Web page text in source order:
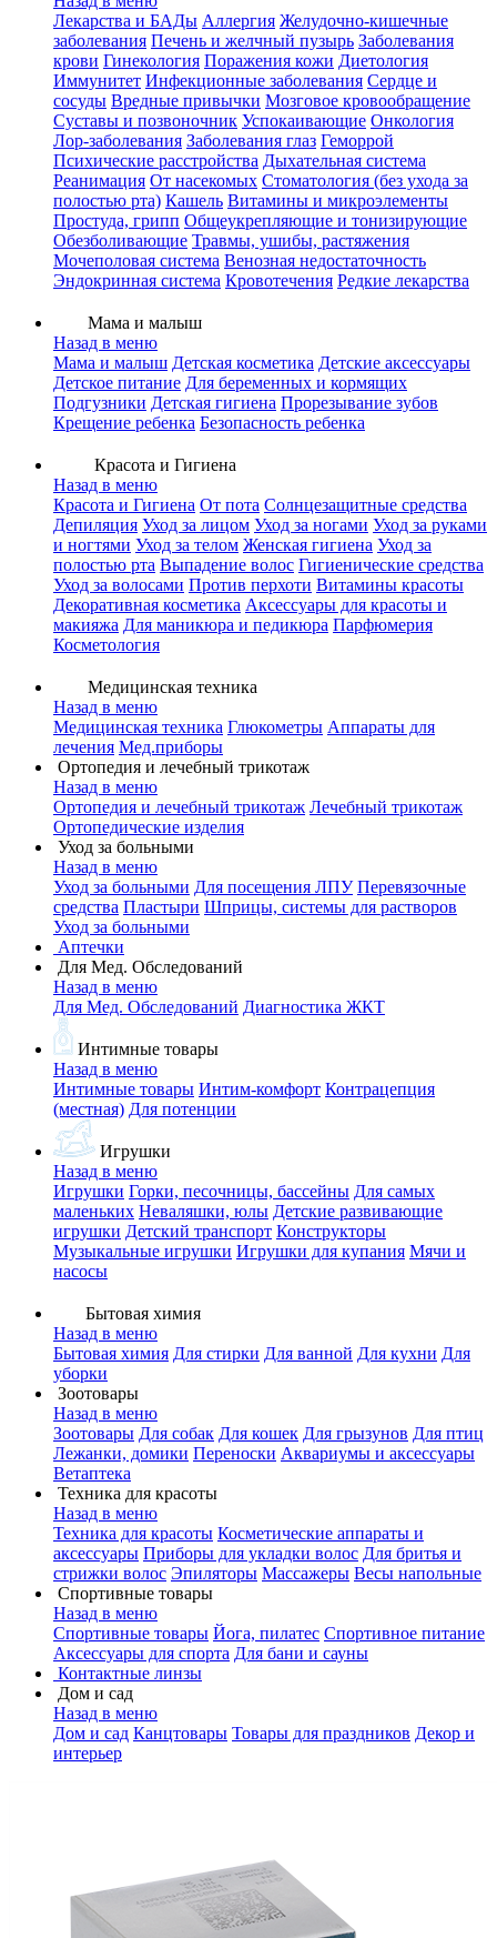
Лекарства и БАДы Аллергия Желудочно-кишечные
заболевания Печень и желчный пузырь Заболевания
крови Гинекология Поражения кожи Диетология
Иммунитет Инфекционные заболевания Сердце и
сосуды Вредные привычки Мозговое кровообращение
Суставы и позвоночник Успокаивающие Онкология
Лор-заболевания Заболевания глаз Геморрой
Психические расстройства Дыхательная система
Реанимация От насекомых Стоматология (без ухода за
полостью рта) Кашель Витамины и микроэлементы
Простуда, грипп Общеукрепляющие и тонизирующие
Обезболивающие Травмы, ушибы, растяжения
Мочеполовая система Венозная недостаточность
Эндокринная система Кровотечения Редкие лекарства
Мама и малыш
Назад в меню
Мама и малыш Детская косметика Детские аксессуары
Детское питание Для беременных и кормящих
Подгузники Детская гигиена Прорезывание зубов
Крещение ребенка Безопасность ребенка
Красота и Гигиена
Назад в меню
Красота и Гигиена От пота Солнцезащитные средства
Депиляция Уход за лицом Уход за ногами Уход за руками
и ногтями Уход за телом Женская гигиена Уход за
полостью рта Выпадение волос Гигиенические средства
Уход за волосами Против перхоти Витамины красоты
Декоративная косметика Аксессуары для красоты и
макияжа Для маникюра и педикюра Парфюмерия
Косметология
Медицинская техника
Назад в меню
Медицинская техника Глюкометры Аппараты для
лечения Мед.приборы
Ортопедия и лечебный трикотаж
Назад в меню
Ортопедия и лечебный трикотаж Лечебный трикотаж
Ортопедические изделия
Уход за больными
Назад в меню
Уход за больными Для посещения ЛПУ Перевязочные
средства Пластыри Шприцы, системы для растворов
Уход за больными
Аптечки
Для Мед. Обследований
Назад в меню
Для Мед. Обследований Диагностика ЖКТ
Интимные товары
Назад в меню
Интимные товары Интим-комфорт Контрацепция
(местная) Для потенции
Игрушки
Назад в меню
Игрушки Горки, песочницы, бассейны Для самых
маленьких Неваляшки, юлы Детские развивающие
игрушки Детский транспорт Конструкторы
Музыкальные игрушки Игрушки для купания Мячи и
насосы
Бытовая химия
Назад в меню
Бытовая химия Для стирки Для ванной Для кухни Для
уборки
Зоотовары
Назад в меню
Зоотовары Для собак Для кошек Для грызунов Для птиц
Лежанки, домики Переноски Аквариумы и аксессуары
Ветаптека
Техника для красоты
Назад в меню
Техника для красоты Косметические аппараты и
аксессуары Приборы для укладки волос Для бритья и
стрижки волос Эпиляторы Массажеры Весы напольные
Спортивные товары
Назад в меню
Спортивные товары Йога, пилатес Спортивное питание
Аксессуары для спорта Для бани и сауны
Контактные линзы
Дом и сад
Назад в меню
Дом и сад Канцтовары Товары для праздников Декор и
интерьер